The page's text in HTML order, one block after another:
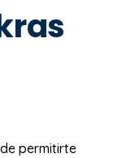
permitirte